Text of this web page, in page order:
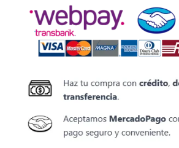
15,6
Pulgadas;
K62563U